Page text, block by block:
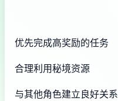
优先完成高奖励的任务
合理利用秘境资源
与其他角色建立良好关系